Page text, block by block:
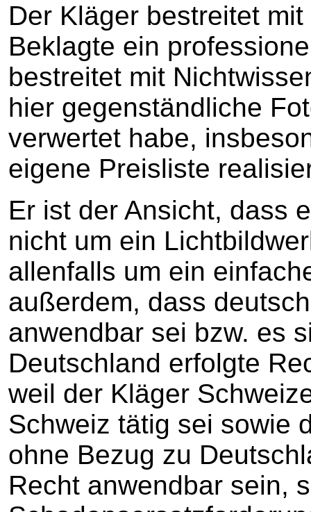
Der Kläger bestreitet
Beklagte ein
bestreitet mit
hier gegenständliche
verwertet habe,
eigene Preisliste
Er ist der Ansicht, dass
nicht um ein
allenfalls um ein
außerdem, dass
anwendbar sei bzw. es
Deutschland erfolgte
weil der Kläger
Schweiz tätig sei sowie
ohne Bezug zu
Recht anwendbar sein,